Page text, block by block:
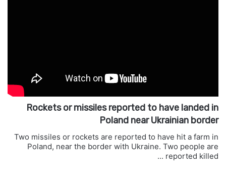
Rockets or missiles reported to have landed in
Poland near Ukrainian border
Two missiles or rockets are reported to have hit a farm in
Poland, near the border with Ukraine. Two people are
reported killed ...